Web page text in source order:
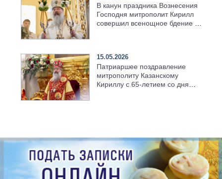
В канун праздника Вознесения
Господня митрополит Кирилл
совершил всенощное бдение в
15.05.2026
Патриаршее поздравление
митрополиту Казанскому
Кириллу с 65-летием со дня